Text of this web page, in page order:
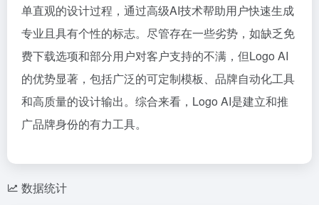
单直观的设计过程，通过高级AI技术帮助用户快速生成
专业且具有个性的标志。尽管存在一些劣势，如缺乏免
费下载选项和部分用户对客户支持的不满，但Logo AI
的优势显著，包括广泛的可定制模板、品牌自动化工具
和高质量的设计输出。综合来看，Logo AI是建立和推
广品牌身份的有力工具。
数据统计